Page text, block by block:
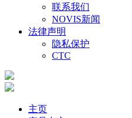
联系我们
NOVIS新闻
法律声明
隐私保护
CTC
主页